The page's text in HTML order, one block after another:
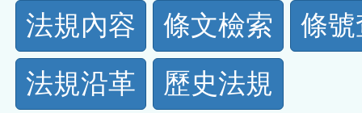
法
規
功
法規內容 條文檢索
條
法規沿革
歷史法規